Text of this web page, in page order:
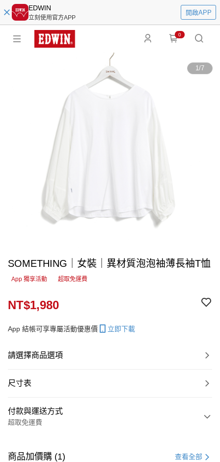
EDWIN
立刻使用官方APP
開啟APP
0
1/7
SOMETHING｜女裝｜異材質泡泡袖薄長袖T恤
App 獨享活動 超取免運費
NT$1,980
App 結帳可享專屬活動優惠價 立即下載
請選擇商品選項
尺寸表
付款與運送方式
超取免運費
信用卡一次付款
商品加價購 (1) 查看全部